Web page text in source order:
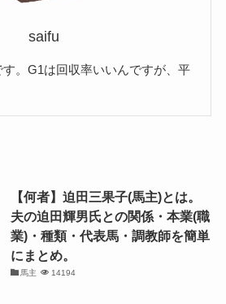
saifu
。G1は回収率いいんですが、平
【何者】迫田三果子(馬主)とは。
夫の迫田輝男氏との関係・本業(職
業)・種類・代表馬・調教師を簡単
にまとめ。
馬主 14194